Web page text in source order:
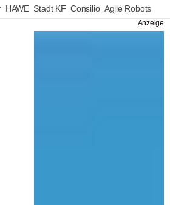
HAWE Stadt KF Consilio Agile Robots